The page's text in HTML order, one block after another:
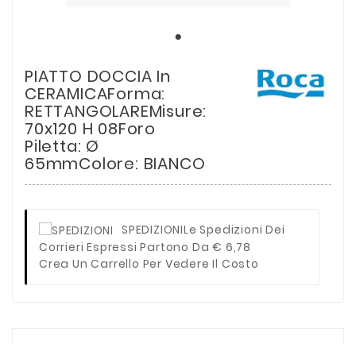
PIATTO DOCCIA In
CERAMICAForma:
RETTANGOLAREMisure:
70x120 H 08Foro
Piletta: Ø
65mmColore: BIANCO
SPEDIZIONILe Spedizioni Dei
Corrieri Espressi Partono Da € 6,78
Crea Un Carrello Per Vedere Il Costo